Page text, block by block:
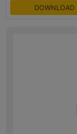
DOWNLOAD